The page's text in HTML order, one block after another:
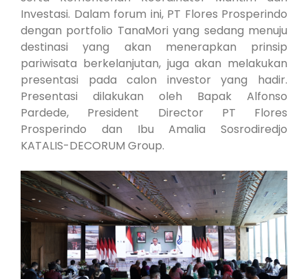
Investasi. Dalam forum ini, PT Flores Prosperindo
dengan portfolio TanaMori yang sedang menuju
destinasi yang akan menerapkan prinsip
pariwisata berkelanjutan, juga akan melakukan
presentasi pada calon investor yang hadir.
Presentasi dilakukan oleh Bapak Alfonso
Pardede, President Director PT Flores
Prosperindo dan Ibu Amalia Sosrodiredjo
KATALIS-DECORUM Group.